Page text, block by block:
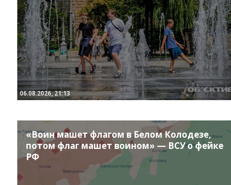
06.08.2026, 21:13
«Воин машет флагом в Белом Колодезе,
потом флаг машет воином» — ВСУ о фейке
РФ